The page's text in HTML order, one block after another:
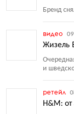
Бренд
видео
Жизель
и
ретейл
H&M: